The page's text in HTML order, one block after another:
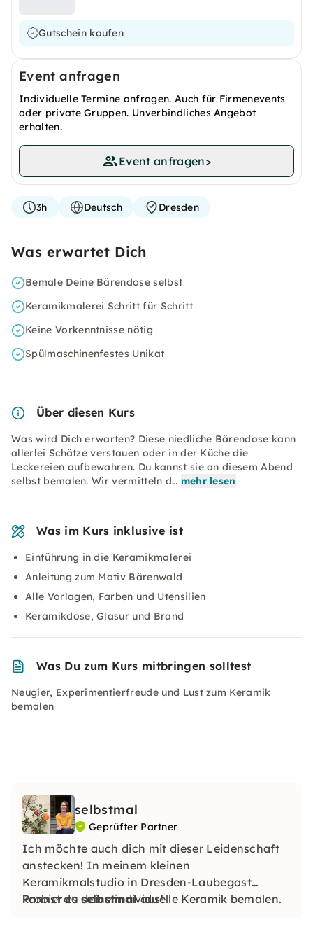
Gutschein kaufen
Event anfragen
Individuelle Termine anfragen. Auch für Firmenevents
oder private Gruppen. Unverbindliches Angebot
erhalten.
Event anfragen>
3h Deutsch Dresden
Was erwartet Dich
Bemale Deine Bärendose selbst
Keramikmalerei Schritt für Schritt
Keine Vorkenntnisse nötig
Spülmaschinenfestes Unikat
Über diesen Kurs
Was wird Dich erwarten? Diese niedliche Bärendose kann
allerlei Schätze verstauen oder in der Küche die
Leckereien aufbewahren. Du kannst sie an diesem Abend
selbst bemalen. Wir vermitteln d… mehr lesen
Was im Kurs inklusive ist
Einführung in die Keramikmalerei
Anleitung zum Motiv Bärenwald
Alle Vorlagen, Farben und Utensilien
Keramikdose, Glasur und Brand
Was Du zum Kurs mitbringen solltest
Neugier, Experimentierfreude und Lust zum Keramik
bemalen
selbstmal
Geprüfter Partner
Ich möchte auch dich mit dieser Leidenschaft
anstecken! In meinem kleinen
Keramikmalstudio in Dresden-Laubegast
kannst du deine individuelle Keramik bemalen.
Probier es selbstmalaus!